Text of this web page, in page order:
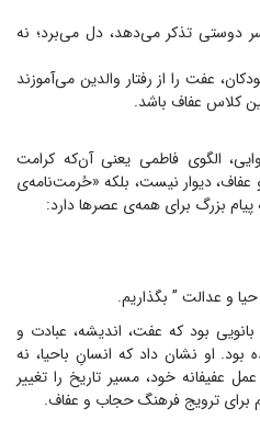
دوستی تذکر می‌دهد، دل می‌برد؛ نه
عفت را از رفتار والدین می‌آموزند
کلاس عفاف باشد.
الگوی فاطمی یعنی آن‌که کرامت
دیوار نیست، بلکه «حُرمت‌نامه‌ی
بزرگ برای همه‌ی عصر‌ها دارد:
حیا و عدالت ” بگذاریم.
بود که عفت، اندیشه، عبادت و
او نشان داد که انسانِ باحیا، نه
عفیفانه خود، مسیر تاریخ را تغییر
برای ترویج فرهنگ حجاب و عفاف.